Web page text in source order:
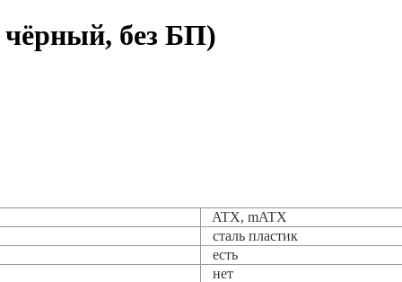
без БП)
ATX, mATX
сталь пластик
есть
нет